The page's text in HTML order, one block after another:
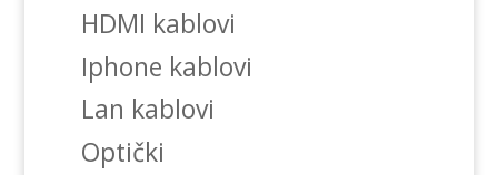
HDMI kablovi
Iphone kablovi
Lan kablovi
Optički